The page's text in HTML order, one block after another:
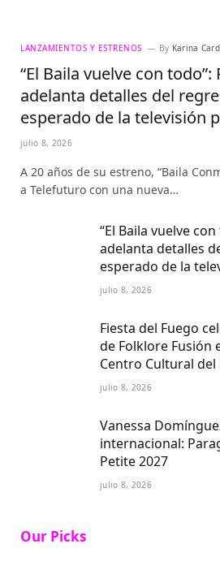
LANZAMIENTOS Y ESTRENOS By Karina
“El Baila vuelve con todo”:
adelanta detalles del
esperado de la televisión
julio 8, 2026
A 20 años de su estreno, “Baila
a Telefuturo con una nueva…
“El Baila vuelve
adelanta detalles
esperado de la
julio 8, 2026
Fiesta del Fuego
de Folklore Fusión
Centro Cultural del
julio 8, 2026
Vanessa
internacional:
Petite 2027
julio 8, 2026
Our Picks